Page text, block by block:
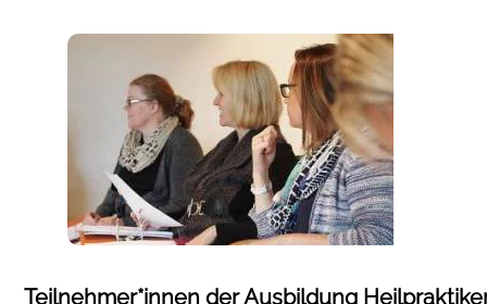
Teilnehmer*innen der Ausbildung